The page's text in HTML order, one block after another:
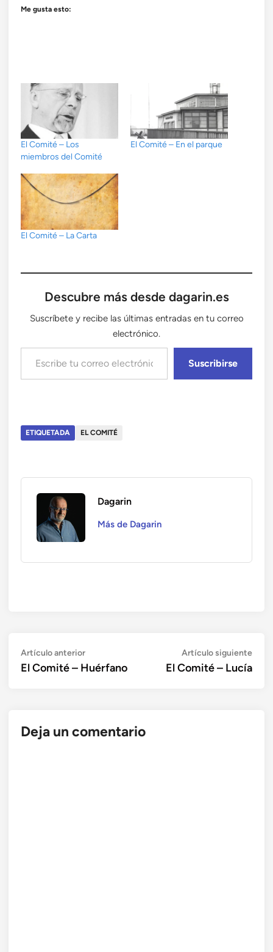
Me gusta esto:
El Comité – Los
miembros del Comité
El Comité – En el parque
El Comité – La Carta
Descubre más desde dagarin.es
Suscríbete y recibe las últimas entradas en tu correo
electrónico.
Escribe tu correo electrónico…
Suscribirse
ETIQUETADA EL COMITÉ
Dagarin
Más de Dagarin
Navegación
de
Artículo anteriorArtículo
anterior:
El Comité – Huérfano
Artículo siguiente
El Comité – Lucía
Deja un comentario